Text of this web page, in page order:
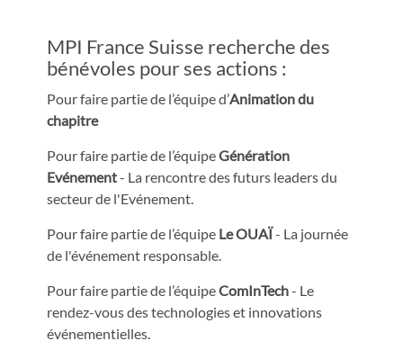
MPI France Suisse recherche des
bénévoles pour ses actions :
Pour faire partie de l’équipe d’Animation du
chapitre
Pour faire partie de l’équipeGénération
Evénement- La rencontre des futurs leaders du
secteur de l'Evénement.
Pour faire partie de l’équipe Le OUAÏ- La journée
de l'événement responsable.
Pour faire partie de l’équipeComInTech- Le
rendez-vous des technologies et innovations
événementielles.